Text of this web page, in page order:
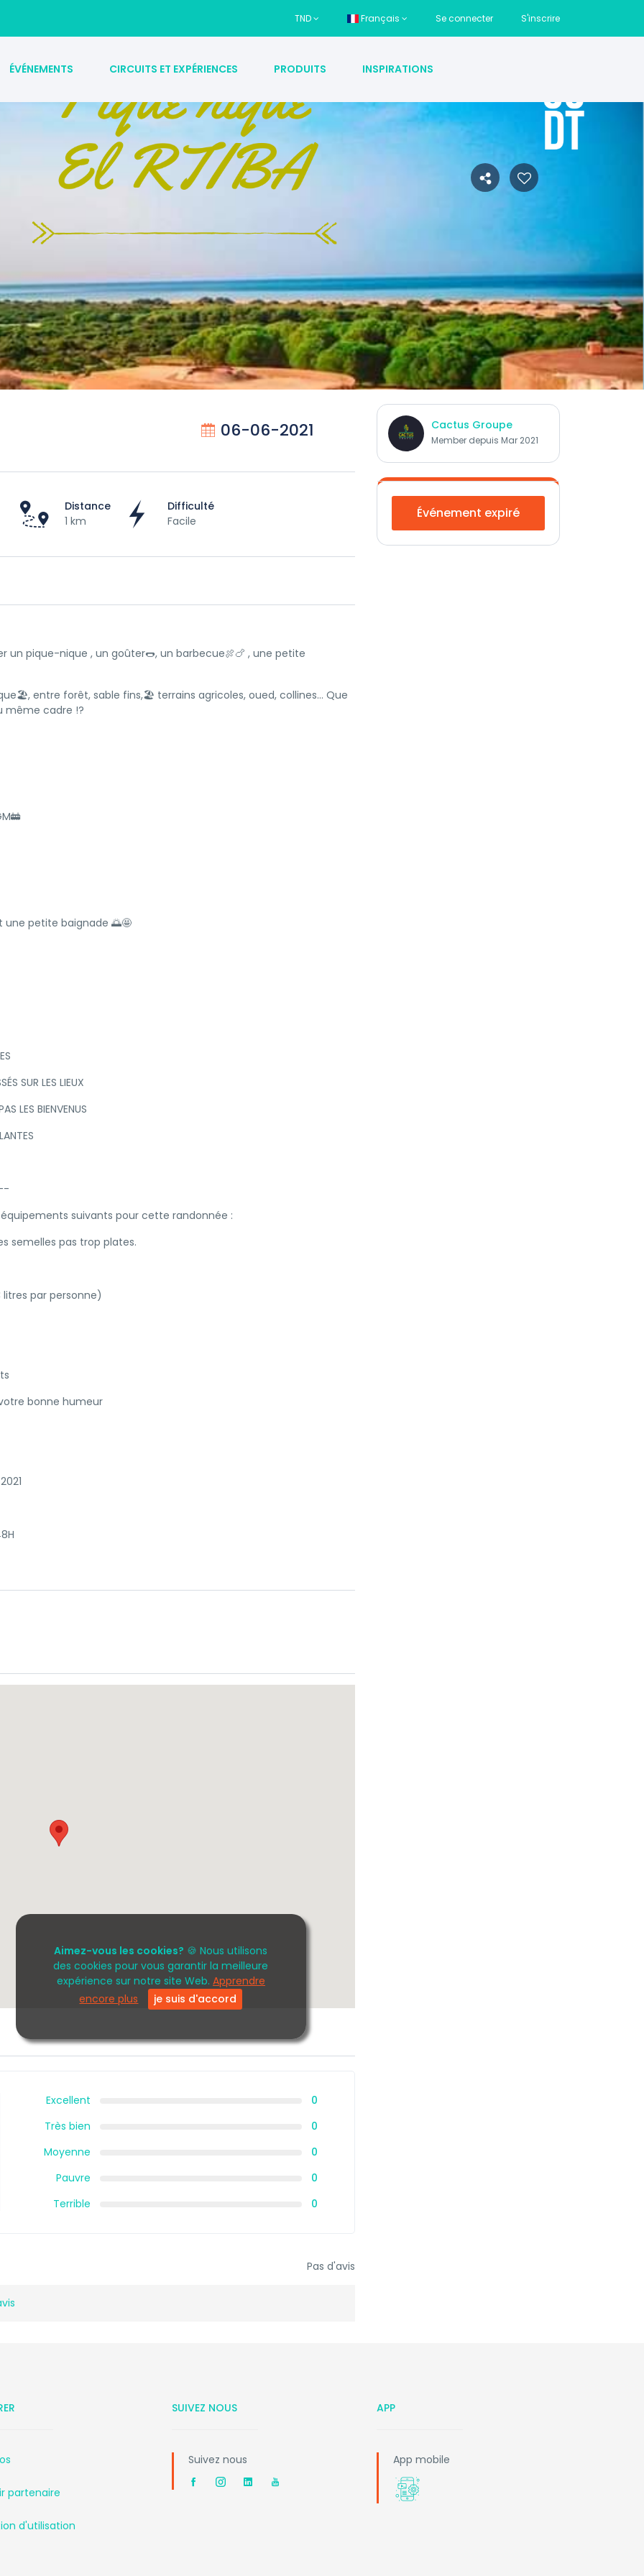
TND Français Se connecter S'inscrire
ÉVÉNEMENTS CIRCUITS ET EXPÉRIENCES PRODUITS INSPIRATIONS
Aimez-vous les cookies? 🍪 Nous utilisons
des cookies pour vous garantir la meilleure
expérience sur notre site Web. Apprendre
encore plus
je suis d'accord
06-06-2021
Distance
1 km
Difficulté
Facile
un pique-nique , un goûter🌭, un barbecue🍖🍗 , une petite
entre forêt, sable fins,🏖️ terrains agricoles, oued, collines... Que
même cadre !?
petite baignade 🌅🤩
SUR LES LIEUX
LES BIENVENUS
suivants pour cette randonnée :
semelles pas trop plates.
par personne)
bonne humeur
Excellent
0
Très bien
0
Moyenne
0
Pauvre
0
Terrible
0
Pas d'avis
Cactus Groupe
Member depuis Mar 2021
Événement expiré
partenaire
d'utilisation
SUIVEZ NOUS
Suivez nous
APP
App mobile